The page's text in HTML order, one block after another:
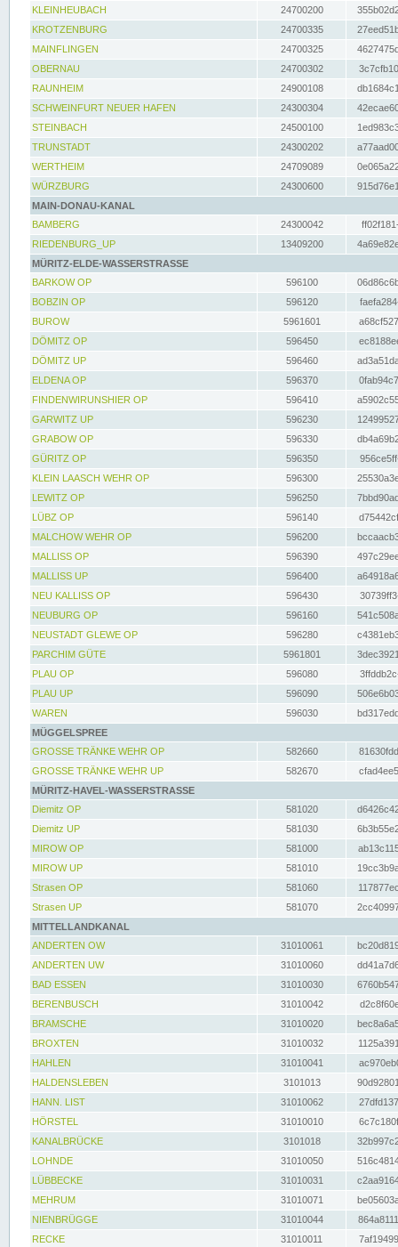
KLEINHEUBACH 24700200
KROTZENBURG
24700335
MAINFLINGEN
24700325
OBERNAU
24700302
RAUNHEIM
24900108
SCHWEINFURT NEUER HAFEN
24300304
STEINBACH
24500100
TRUNSTADT
24300202
WERTHEIM
24709089
WÜRZBURG
24300600
MAIN-DONAU-KANAL
BAMBERG
24300042
RIEDENBURG_UP
13409200
MÜRITZ-ELDE-WASSERSTRASSE
BARKOW OP
596100
BOBZIN OP
596120
BUROW
5961601
DÖMITZ OP
596450
DÖMITZ UP
596460
ELDENA OP
596370
FINDENWIRUNSHIER OP
596410
GARWITZ UP
596230
GRABOW OP
596330
GÜRITZ OP
596350
KLEIN LAASCH WEHR OP
596300
LEWITZ OP
596250
LÜBZ OP
596140
MALCHOW WEHR OP
596200
MALLISS OP
596390
MALLISS UP
596400
NEU KALLISS OP
596430
NEUBURG OP
596160
NEUSTADT GLEWE OP
596280
PARCHIM GÜTE
5961801
PLAU OP
596080
PLAU UP
596090
WAREN
596030
MÜGGELSPREE
GROSSE TRÄNKE WEHR OP
582660
GROSSE TRÄNKE WEHR UP
582670
MÜRITZ-HAVEL-WASSERSTRASSE
Diemitz OP
581020
Diemitz UP
581030
MIROW OP
581000
MIROW UP
581010
Strasen OP
581060
Strasen UP
581070
MITTELLANDKANAL
ANDERTEN OW
31010061
ANDERTEN UW
31010060
BAD ESSEN
31010030
BERENBUSCH
31010042
BRAMSCHE
31010020
BROXTEN
31010032
HAHLEN
31010041
HALDENSLEBEN
3101013
HANN. LIST
31010062
HÖRSTEL
31010010
KANALBRÜCKE
3101018
LOHNDE
31010050
LÜBBECKE
31010031
MEHRUM
31010071
NIENBRÜGGE
31010044
RECKE
31010011